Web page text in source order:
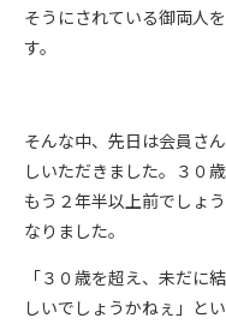
そうにされている御両人
す。
そんな中、先日は会員さ
しいただきました。３０
もう２年半以上前でしょ
なりました。
「３０歳を超え、未だに
しいでしょうかねぇ」と